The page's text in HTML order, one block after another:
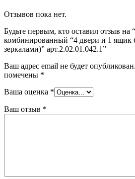
Отзывов пока нет.
Будьте первым, кто оставил отзыв
комбинированный “4 двери и 1 ящик
зеркалами)” арт.2.02.01.042.1”
Ваш адрес email не будет опубликован.
помечены *
Ваша оценка *
Ваш отзыв *